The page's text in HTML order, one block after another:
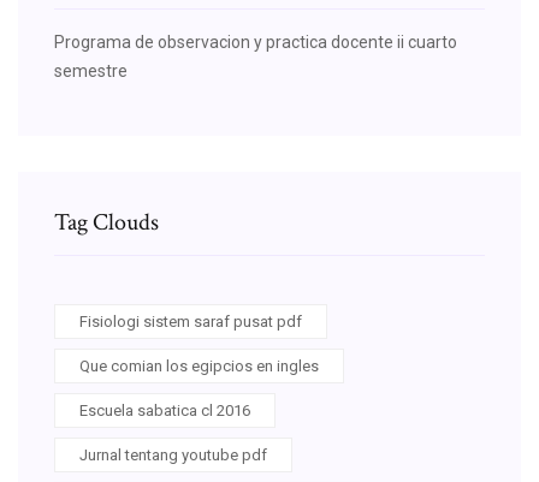
Programa de observacion y practica docente ii cuarto
semestre
Tag Clouds
Fisiologi sistem saraf pusat pdf
Que comian los egipcios en ingles
Escuela sabatica cl 2016
Jurnal tentang youtube pdf